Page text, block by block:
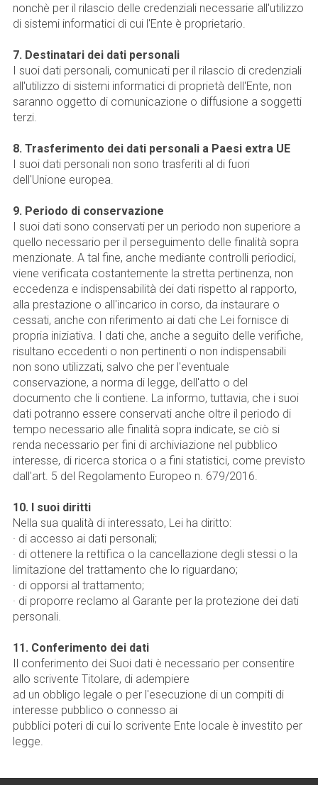
nonchè per il rilascio delle credenziali necessarie all'utilizzo
di sistemi informatici di cui l'Ente è proprietario.
7. Destinatari dei dati personali
I suoi dati personali, comunicati per il rilascio di credenziali
all'utilizzo di sistemi informatici di proprietà dell'Ente, non
saranno oggetto di comunicazione o diffusione a soggetti
terzi.
8. Trasferimento dei dati personali a Paesi extra UE
I suoi dati personali non sono trasferiti al di fuori
dell'Unione europea.
9. Periodo di conservazione
I suoi dati sono conservati per un periodo non superiore a
quello necessario per il perseguimento delle finalità sopra
menzionate. A tal fine, anche mediante controlli periodici,
viene verificata costantemente la stretta pertinenza, non
eccedenza e indispensabilità dei dati rispetto al rapporto,
alla prestazione o all'incarico in corso, da instaurare o
cessati, anche con riferimento ai dati che Lei fornisce di
propria iniziativa. I dati che, anche a seguito delle verifiche,
risultano eccedenti o non pertinenti o non indispensabili
non sono utilizzati, salvo che per l'eventuale
conservazione, a norma di legge, dell'atto o del
documento che li contiene. La informo, tuttavia, che i suoi
dati potranno essere conservati anche oltre il periodo di
tempo necessario alle finalità sopra indicate, se ciò si
renda necessario per fini di archiviazione nel pubblico
interesse, di ricerca storica o a fini statistici, come previsto
dall'art. 5 del Regolamento Europeo n. 679/2016.
10. I suoi diritti
Nella sua qualità di interessato, Lei ha diritto:
· di accesso ai dati personali;
· di ottenere la rettifica o la cancellazione degli stessi o la
limitazione del trattamento che lo riguardano;
· di opporsi al trattamento;
· di proporre reclamo al Garante per la protezione dei dati
personali.
11. Conferimento dei dati
Il conferimento dei Suoi dati è necessario per consentire
allo scrivente Titolare, di adempiere
ad un obbligo legale o per l'esecuzione di un compiti di
interesse pubblico o connesso ai
pubblici poteri di cui lo scrivente Ente locale è investito per
legge.